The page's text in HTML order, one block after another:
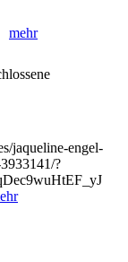
mehr
jaqueline-engel-
?